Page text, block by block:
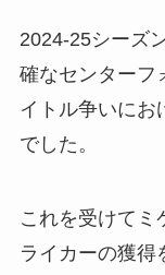
2024-25シーズ
確なセンターフ
イトル争いにお
でした。
これを受けてミ
ライカーの獲得